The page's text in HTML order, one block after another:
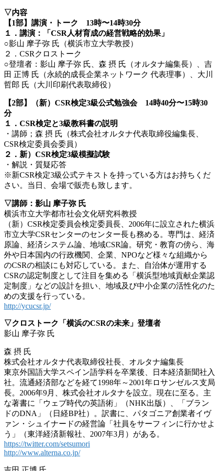
▽内容
【1部】講演・トーク 13時〜14時30分
１．講演：「CSR人材育成の経営戦略的効果」
○影山 摩子弥 氏（横浜市立大学教授）
２．CSRクロストーク
○登壇者：影山 摩子弥 氏、森 摂 氏（オルタナ編集長）、吉
田 正博 氏（永続的成長企業ネットワーク 代表理事）、大川
哲郎 氏（大川印刷代表取締役）
【2部】（新）CSR検定3級公式勉強会 14時40分〜15時30
分
１．CSR検定と3級教科書の説明
・講師；森 摂 氏（株式会社オルタナ代表取締役編集長、
CSR検定委員会委員）
２．新）CSR検定3級模擬試験
・解説・質疑応答
※新CSR検定3級公式テキストを持っている方はお持ちくだ
さい。当日、会場で販売も致します。
▽講師：影山 摩子弥 氏
横浜市立大学都市社会文化研究科教授
（新）CSR検定委員会検定委員長、2006年に設立された横浜
市立大学CSRセンターのセンター長も務める。専門は、経済
原論、経済システム論、地域CSR論。研究・教育の傍ら、海
外や日本国内の行政機関、企業、NPOなど様々な組織から
のCSRの相談にも対応している。また、自治体が運用する
CSRの認定制度として注目を集める「横浜型地域貢献企業認
定制度」などの設計を担い、地域及び中小企業の活性化のた
めの支援を行っている。
http://ycucsr.jp/
▽クロストーク「横浜のCSRの未来」登壇者
影山 摩子弥 氏
森 摂 氏
株式会社オルタナ代表取締役社長、オルタナ編集長
東京外国語大学スペイン語学科を卒業後、日本経済新聞社入
社。流通経済部などを経て1998年～2001年ロサンゼルス支局
長。2006年9月、株式会社オルタナを設立。現在に至る。主
な著書に「ウェブ時代の英語術」（NHK出版）、「ブラン
ドのDNA」（日経BP社）。訳書に、パタゴニア創業者イヴ
ァン・シュイナードの経営論「社員をサーフィンに行かせよ
う」（東洋経済新報社、2007年3月）がある。
https://twitter.com/setsumori
http://www.alterna.co.jp/